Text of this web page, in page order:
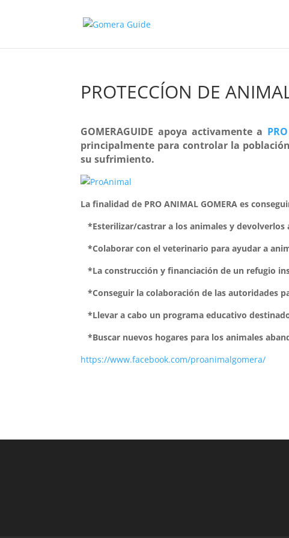
PROTECCÍON DE
GOMERAGUIDE apoya activamente a
principalmente para controlar la
su sufrimiento.
La finalidad de PRO ANIMAL GOMERA es
*Esterilizar/castrar a los animales y devolverlos
*Colaborar con el veterinario para ayudar a
*La construcción y financiación de un refugio
*Conseguir la colaboración de las autoridades
*Llevar a cabo un programa educativo
*Buscar nuevos hogares para los animales
https://www.facebook.com/proanimalgomera/